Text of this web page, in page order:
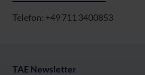
Telefon: +49 711 3400853
TAE Newsletter